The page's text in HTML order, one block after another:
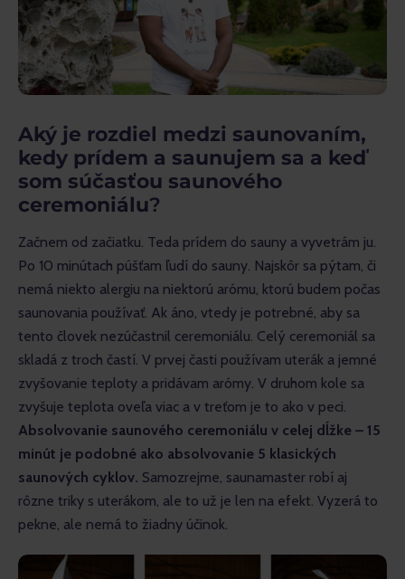
Aký je rozdiel medzi saunovaním,
kedy prídem a saunujem sa a keď
som súčasťou saunového
ceremoniálu?
Začnem od začiatku. Teda prídem do sauny a vyvetrám ju.
Po 10 minútach púšťam ľudí do sauny. Najskôr sa pýtam, či
nemá niekto alergiu na niektorú arómu, ktorú budem počas
saunovania používať. Ak áno, vtedy je potrebné, aby sa
tento človek nezúčastnil ceremoniálu. Celý ceremoniál sa
skladá z troch častí. V prvej časti používam uterák a jemné
zvyšovanie teploty a pridávam arómy. V druhom kole sa
zvyšuje teplota oveľa viac a v treťom je to ako v peci.
Absolvovanie saunového ceremoniálu v celej dĺžke – 15
minút je podobné ako absolvovanie 5 klasických
saunových cyklov. Samozrejme, saunamaster robí aj
rôzne triky s uterákom, ale to už je len na efekt. Vyzerá to
pekne, ale nemá to žiadny účinok.